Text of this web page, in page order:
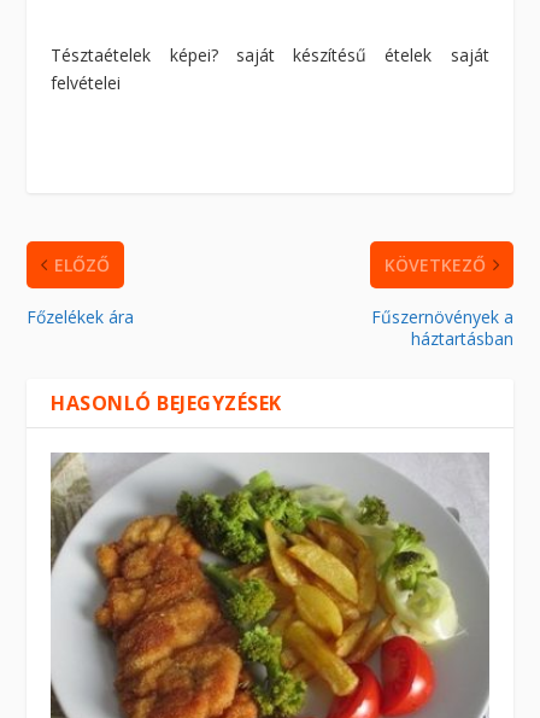
Tésztaételek képei? saját készítésű ételek saját
felvételei
ELŐZŐ
Főzelékek ára
KÖVETKEZŐ
Fűszernövények a
háztartásban
HASONLÓ BEJEGYZÉSEK